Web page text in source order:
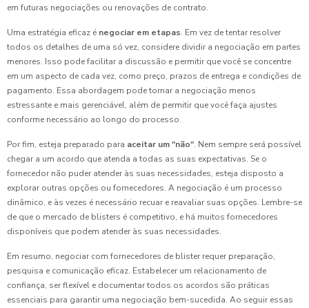
em futuras negociações ou renovações de contrato.
Uma estratégia eficaz é negociar em etapas. Em vez de tentar resolver
todos os detalhes de uma só vez, considere dividir a negociação em partes
menores. Isso pode facilitar a discussão e permitir que você se concentre
em um aspecto de cada vez, como preço, prazos de entrega e condições de
pagamento. Essa abordagem pode tornar a negociação menos
estressante e mais gerenciável, além de permitir que você faça ajustes
conforme necessário ao longo do processo.
Por fim, esteja preparado para aceitar um "não". Nem sempre será possível
chegar a um acordo que atenda a todas as suas expectativas. Se o
fornecedor não puder atender às suas necessidades, esteja disposto a
explorar outras opções ou fornecedores. A negociação é um processo
dinâmico, e às vezes é necessário recuar e reavaliar suas opções. Lembre-se
de que o mercado de blisters é competitivo, e há muitos fornecedores
disponíveis que podem atender às suas necessidades.
Em resumo, negociar com fornecedores de blister requer preparação,
pesquisa e comunicação eficaz. Estabelecer um relacionamento de
confiança, ser flexível e documentar todos os acordos são práticas
essenciais para garantir uma negociação bem-sucedida. Ao seguir essas